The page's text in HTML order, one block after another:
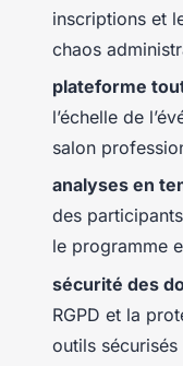
inscriptions et
chaos
plateforme
l’échelle de
salon
analyses en
des
le programme
sécurité des
RGPD et la
outils sécurisés